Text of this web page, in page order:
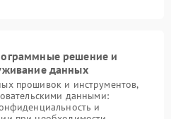
решение и
данных
прошивок и инструментов,
данными:
и